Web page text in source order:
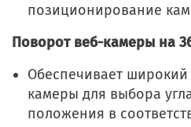
позиционирование
Поворот веб-камеры на
Обеспечивает
камеры для выбора
положения в